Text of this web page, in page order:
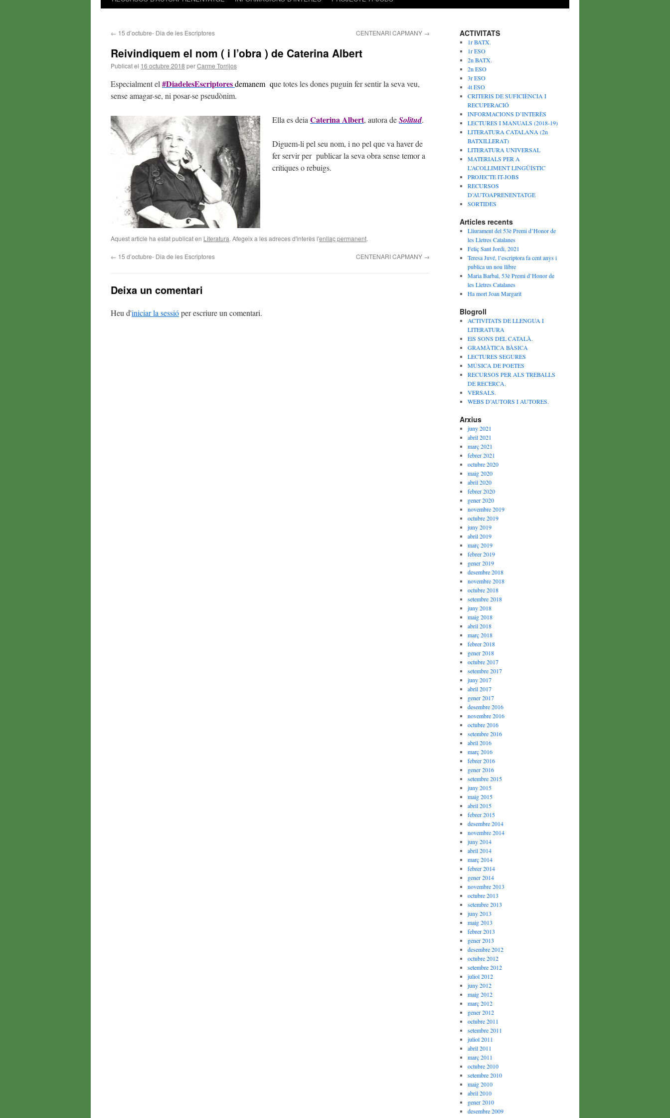
← 15 d’octubre- Dia de les Escriptores CENTENARI CAPMANY →
Reivindiquem el nom ( i l’obra ) de Caterina Albert
Publicat el 16 octubre 2018 perCarme Torrijos
Especialment el #DiadelesEscriptoresdemanem que totes les dones puguin fer sentir la seva veu,
sense amagar-se, ni posar-se pseudònim.
Ella es deia Caterina Albert, autora deSolitud.
Diguem-li pel seu nom, i no pel que va haver de
fer servir per publicar la seva obra sense temor a
crítiques o rebuigs.
Aquest article ha estat publicat en Literatura. Afegeix a les adreces d'interès l'enllaç permanent.
← 15 d’octubre- Dia de les Escriptores CENTENARI CAPMANY →
Deixa un comentari
Heu d'iniciar la sessióper escriure un comentari.
ACTIVITATS
1r BATX.
1r ESO
2n BATX.
2n ESO
3r ESO
4t ESO
CRITERIS DE SUFICIÈNCIA I
RECUPERACIÓ
INFORMACIONS D’INTERÈS
LECTURES I MANUALS (2018-19)
LITERATURA CATALANA (2n
BATXILLERAT)
LITERATURA UNIVERSAL
MATERIALS PER A
L’ACOLLIMENT LINGÜÍSTIC
PROJECTE IT-JOBS
RECURSOS
D’AUTOAPRENENTATGE
SORTIDES
Articles recents
Lliurament del 53è Premi d’Honor de
les Lletres Catalanes
Feliç Sant Jordi, 2021
Teresa Juvé, l’escriptora fa cent anys i
publica un nou llibre
Maria Barbal, 53è Premi d’Honor de
les Lletres Catalanes
Ha mort Joan Margarit
Blogroll
ACTIVITATS DE LLENGUA I
LITERATURA
ElS SONS DEL CATALÀ.
GRAMÀTICA BÀSICA
LECTURES SEGURES
MÚSICA DE POETES
RECURSOS PER ALS TREBALLS
DE RECERCA.
VERSALS.
WEBS D’AUTORS I AUTORES.
Arxius
juny 2021
abril 2021
març 2021
febrer 2021
octubre 2020
maig 2020
abril 2020
febrer 2020
gener 2020
novembre 2019
octubre 2019
juny 2019
abril 2019
març 2019
febrer 2019
gener 2019
desembre 2018
novembre 2018
octubre 2018
setembre 2018
juny 2018
maig 2018
abril 2018
març 2018
febrer 2018
gener 2018
octubre 2017
setembre 2017
juny 2017
abril 2017
gener 2017
desembre 2016
novembre 2016
octubre 2016
setembre 2016
abril 2016
març 2016
febrer 2016
gener 2016
setembre 2015
juny 2015
maig 2015
abril 2015
febrer 2015
desembre 2014
novembre 2014
juny 2014
abril 2014
març 2014
febrer 2014
gener 2014
novembre 2013
octubre 2013
setembre 2013
juny 2013
maig 2013
febrer 2013
gener 2013
desembre 2012
octubre 2012
setembre 2012
juliol 2012
juny 2012
maig 2012
març 2012
gener 2012
octubre 2011
setembre 2011
juliol 2011
abril 2011
març 2011
octubre 2010
setembre 2010
maig 2010
abril 2010
gener 2010
desembre 2009